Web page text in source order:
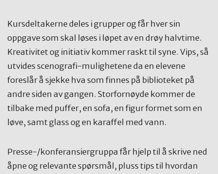
Kursdeltakerne deles i grupper og får hver sin
oppgave som skal løses i løpet av en drøy halvtime.
Kreativitet og initiativ kommer raskt til syne. Vips, så
utvides scenografi-mulighetene da en elevene
foreslår å sjekke hva som finnes på biblioteket på
andre siden av gangen. Storfornøyde kommer de
tilbake med puffer, en sofa, en figur formet som en
løve, samt glass og en karaffel med vann.
Presse-/konferansiergruppa får hjelp til å skrive ned
åpne og relevante spørsmål, pluss tips til hvordan